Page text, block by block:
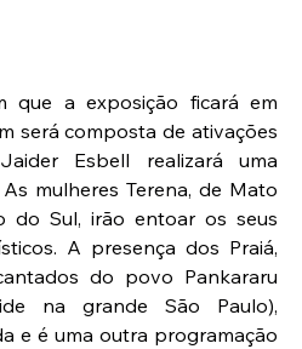
que a exposição ficará em
será composta de ativações
Esbell realizará uma
mulheres Terena, de Mato
do Sul, irão entoar os seus
A presença dos Praiá,
do povo Pankararu
na grande São Paulo),
e é uma outra programação